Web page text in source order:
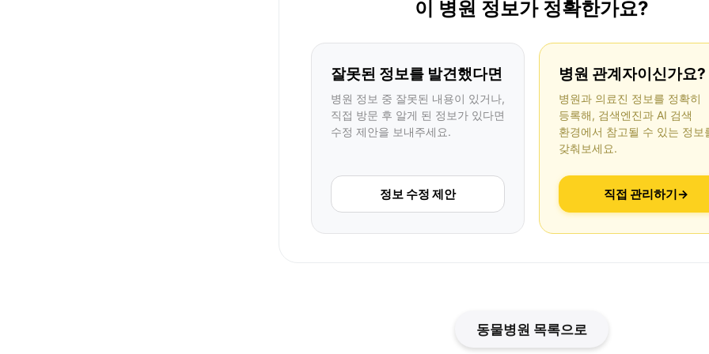
이 병원 정보가 정확한가요?
잘못된 정보를 발견했다면
병원 정보 중 잘못된 내용이 있거나,
직접 방문 후 알게 된 정보가 있다면
수정 제안을 보내주세요.
정보 수정 제안
병원 관계자이신가요?
병원과 의료진 정보를 정확히
등록해, 검색엔진과 AI 검색
환경에서 참고될 수 있는 정보
갖춰보세요.
직접 관리하기→
동물병원 목록으로